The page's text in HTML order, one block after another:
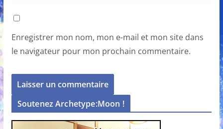
Enregistrer mon nom, mon e-mail et mon site dans
le navigateur pour mon prochain commentaire.
Soutenez Archetype:Moon !